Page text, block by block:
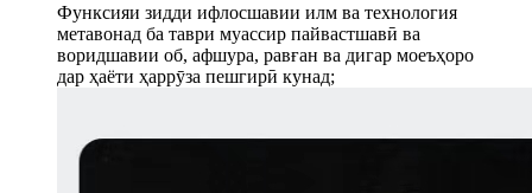
Функсияи зидди ифлосшавии илм ва технология
метавонад ба таври муассир пайвастшавӣ ва
воридшавии об, афшура, равған ва дигар моеъҳоро
дар ҳаёти ҳаррӯза пешгирӣ кунад;